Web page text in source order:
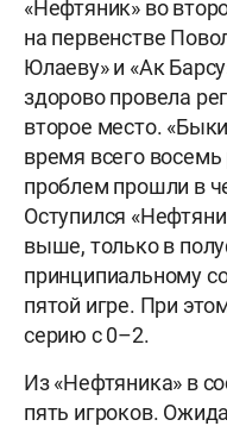
«Нефтяник» во
на первенстве
Юлаеву» и «Ак
здорово провела
второе место.
время всего
проблем прошли в
Оступился
выше, только в
принципиальному
пятой игре. При
серию с 0–2.
Из «Нефтяника» в
пять игроков.